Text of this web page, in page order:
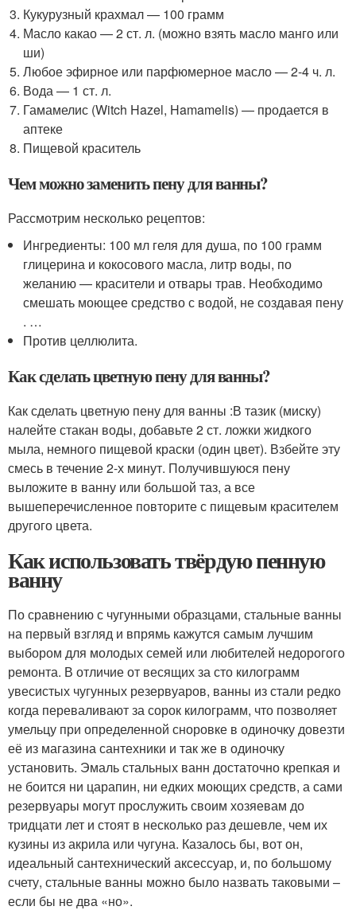
Кукурузный крахмал — 100 грамм
Масло какао — 2 ст. л. (можно взять масло манго или
ши)
Любое эфирное или парфюмерное масло — 2-4 ч. л.
Вода — 1 ст. л.
Гамамелис (Witch Hazel, Hamamelis) — продается в
аптеке
Пищевой краситель
Чем можно заменить пену для ванны?
Рассмотрим несколько рецептов:
Ингредиенты: 100 мл геля для душа, по 100 грамм
глицерина и кокосового масла, литр воды, по
желанию — красители и отвары трав. Необходимо
смешать моющее средство с водой, не создавая пену
. …
Против целлюлита.
Как сделать цветную пену для ванны?
Как сделать цветную пену для ванны :В тазик (миску)
налейте стакан воды, добавьте 2 ст. ложки жидкого
мыла, немного пищевой краски (один цвет). Взбейте эту
смесь в течение 2-х минут. Получившуюся пену
выложите в ванну или большой таз, а все
вышеперечисленное повторите с пищевым красителем
другого цвета.
Как использовать твёрдую пенную
ванну
По сравнению с чугунными образцами, стальные ванны
на первый взгляд и впрямь кажутся самым лучшим
выбором для молодых семей или любителей недорогого
ремонта. В отличие от весящих за сто килограмм
увесистых чугунных резервуаров, ванны из стали редко
когда переваливают за сорок килограмм, что позволяет
умельцу при определенной сноровке в одиночку довезти
её из магазина сантехники и так же в одиночку
установить. Эмаль стальных ванн достаточно крепкая и
не боится ни царапин, ни едких моющих средств, а сами
резервуары могут прослужить своим хозяевам до
тридцати лет и стоят в несколько раз дешевле, чем их
кузины из акрила или чугуна. Казалось бы, вот он,
идеальный сантехнический аксессуар, и, по большому
счету, стальные ванны можно было назвать таковыми –
если бы не два «но».